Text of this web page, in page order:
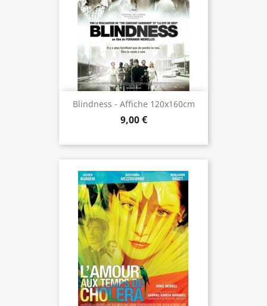
Blindness - Affiche 120x160cm
9,00 €